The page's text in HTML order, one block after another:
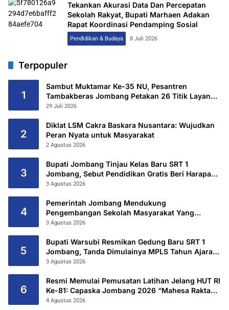
Tekankan Akurasi Data Dan Percepatan
Sekolah Rakyat, Bupati Marhaen Adakan
Rapat Koordinasi Pendamping Sosial
Pendidikan & Budaya 8 Juli 2026
Terpopuler
1
Sambut Muktamar Ke-35 NU, Pesantren
Tambakberas Jombang Petakan 26 Titik Layanan
Utama
29 Juli 2026
2
Diklat LSM Cakra Baskara Nusantara: Wujudkan
Peran Nyata untuk Masyarakat
2 Agustus 2026
3
Bupati Jombang Tinjau Kelas Baru SRT 1
Jombang, Sebut Pendidikan Gratis Beri Harapan
Baru
3 Agustus 2026
4
Pemerintah Jombang Mendukung
Pengembangan Sekolah Masyarakat Yang
Kurang Mampu Hingga Hibahkan 6,3 Hektar
3 Agustus 2026
5
Bupati Warsubi Resmikan Gedung Baru SRT 1
Jombang, Tanda Dimulainya MPLS Tahun Ajaran
2026/2027
3 Agustus 2026
6
Resmi Memulai Pemusatan Latihan Jelang HUT RI
Ke-81: Capaska Jombang 2026 “Mahesa Rakta
Garuda Yudha”.
4 Agustus 2026